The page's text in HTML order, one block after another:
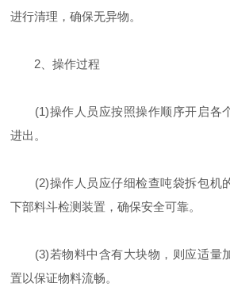
进行清理，确保无异物。
2、操作过程
(1)操作人员应按照操作顺序开启各
进出。
(2)操作人员应仔细检查吨袋拆包机
下部料斗检测装置，确保安全可靠。
(3)若物料中含有大块物，则应适量
置以保证物料流畅。